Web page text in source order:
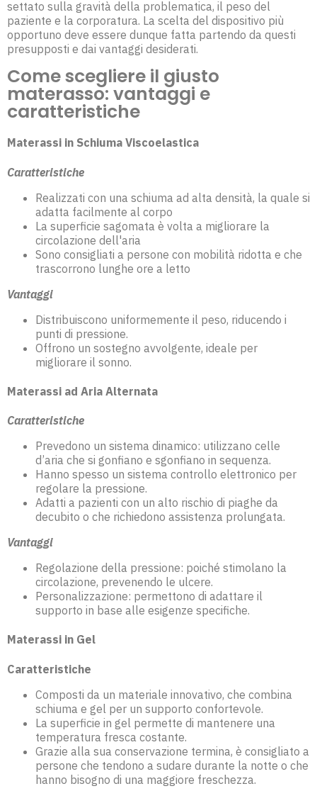
settato sulla gravità della problematica, il peso del
paziente e la corporatura. La scelta del dispositivo più
opportuno deve essere dunque fatta partendo da questi
presupposti e dai vantaggi desiderati.
Come scegliere il giusto
materasso: vantaggi e
caratteristiche
Materassi in Schiuma Viscoelastica
Caratteristiche
Realizzati con una schiuma ad alta densità, la quale si
adatta facilmente al corpo
La superficie sagomata è volta a migliorare la
circolazione dell'aria
Sono consigliati a persone con mobilità ridotta e che
trascorrono lunghe ore a letto
Vantaggi
Distribuiscono uniformemente il peso, riducendo i
punti di pressione.
Offrono un sostegno avvolgente, ideale per
migliorare il sonno.
Materassi ad Aria Alternata
Caratteristiche
Prevedono un sistema dinamico: utilizzano celle
d’aria che si gonfiano e sgonfiano in sequenza.
Hanno spesso un sistema controllo elettronico per
regolare la pressione.
Adatti a pazienti con un alto rischio di piaghe da
decubito o che richiedono assistenza prolungata.
Vantaggi
Regolazione della pressione: poiché stimolano la
circolazione, prevenendo le ulcere.
Personalizzazione: permettono di adattare il
supporto in base alle esigenze specifiche.
Materassi in Gel
Caratteristiche
Composti da un materiale innovativo, che combina
schiuma e gel per un supporto confortevole.
La superficie in gel permette di mantenere una
temperatura fresca costante.
Grazie alla sua conservazione termina, è consigliato a
persone che tendono a sudare durante la notte o che
hanno bisogno di una maggiore freschezza.